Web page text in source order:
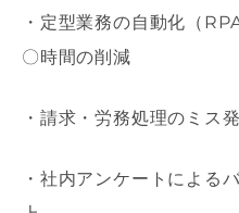
・定型業務の自動化（
〇時間の削減
・請求・労務処理のミス
・社内アンケートによる